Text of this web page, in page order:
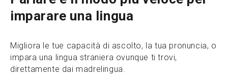
imparare una lingua
Migliora le tue capacità di ascolto, la tua pronuncia, o
impara una lingua straniera ovunque ti trovi,
direttamente dai madrelingua.